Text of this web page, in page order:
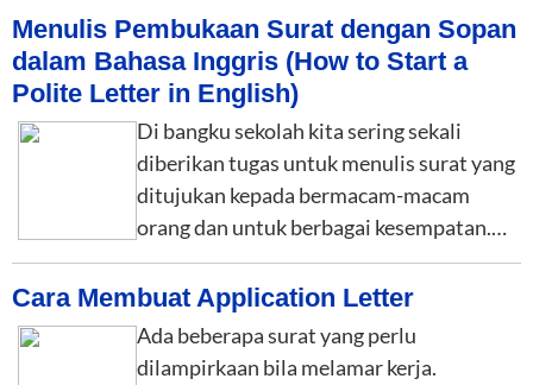
Menulis Pembukaan Surat dengan Sopan
dalam Bahasa Inggris (How to Start a
Polite Letter in English)
Di bangku sekolah kita sering sekali
diberikan tugas untuk menulis surat yang
ditujukan kepada bermacam-macam
orang dan untuk berbagai kesempatan.…
Cara Membuat Application Letter
Ada beberapa surat yang perlu
dilampirkaan bila melamar kerja.